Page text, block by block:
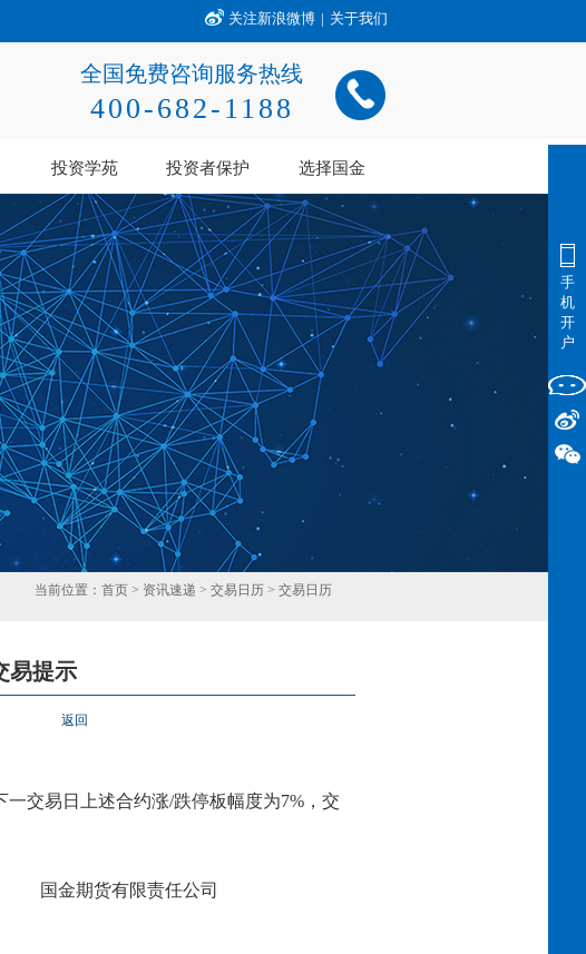
关注新浪微博 | 关于我们
全国免费咨询服务热线
400-682-1188
投资学苑 投资者保护 选择国金
当前位置： 首页 > 资讯速递 > 交易日历 > 交易日历
易提示
返回
一交易日上述合约涨/跌停板幅度为7%，交
金期货有限责任公司
手
机
开
户